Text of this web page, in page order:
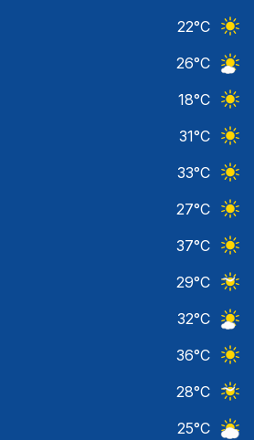
22°C
26°C
18°C
31°C
33°C
27°C
37°C
29°C
32°C
36°C
28°C
25°C